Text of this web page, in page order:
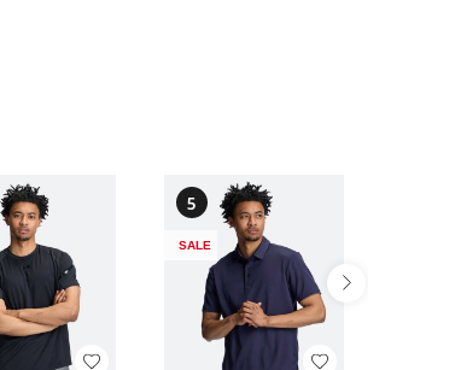
5
SALE